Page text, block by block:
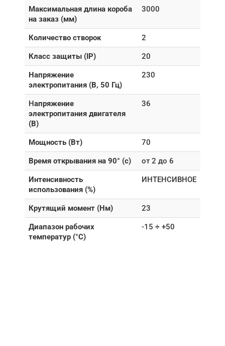
Максимальная длина короба
на заказ (мм)
3000
Количество створок 2
Класс защиты (IP) 20
Напряжение
электропитания (В, 50 Гц)
230
Напряжение
электропитания двигателя
(В)
36
Мощность (Вт) 70
Время открывания на 90° (с) от 2 до 6
Интенсивность
использования (%)
ИНТЕНСИВНОЕ
Крутящий момент (Нм) 23
Диапазон рабочих
температур (°C)
-15 ÷ +50